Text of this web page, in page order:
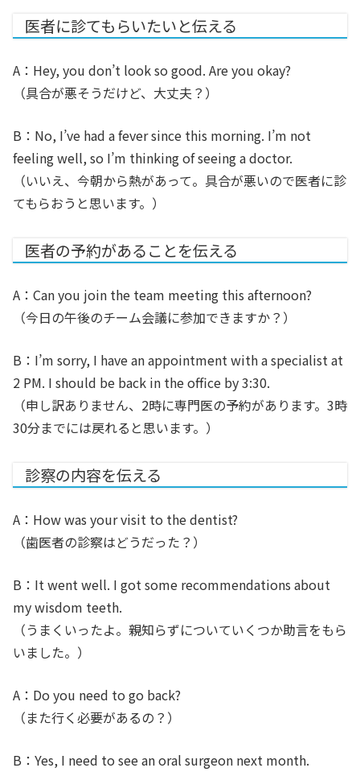
医者に診てもらいたいと伝える
A：Hey, you don’t look so good. Are you okay?
（具合が悪そうだけど、大丈夫？）
B：No, I’ve had a fever since this morning. I’m not
feeling well, so I’m thinking of seeing a doctor.
（いいえ、今朝から熱があって。具合が悪いので医者に診
てもらおうと思います。）
医者の予約があることを伝える
A：Can you join the team meeting this afternoon?
（今日の午後のチーム会議に参加できますか？）
B：I’m sorry, I have an appointment with a specialist at
2 PM. I should be back in the office by 3:30.
（申し訳ありません、2時に専門医の予約があります。3時
30分までには戻れると思います。）
診察の内容を伝える
A：How was your visit to the dentist?
（歯医者の診察はどうだった？）
B：It went well. I got some recommendations about
my wisdom teeth.
（うまくいったよ。親知らずについていくつか助言をもら
いました。）
A：Do you need to go back?
（また行く必要があるの？）
B：Yes, I need to see an oral surgeon next month.